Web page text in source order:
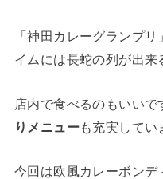
「神田カレーグランプ
イムには長蛇の列が出来
店内で食べるのもいいで
りメニューも充実してい
今回は欧風カレーボンデ